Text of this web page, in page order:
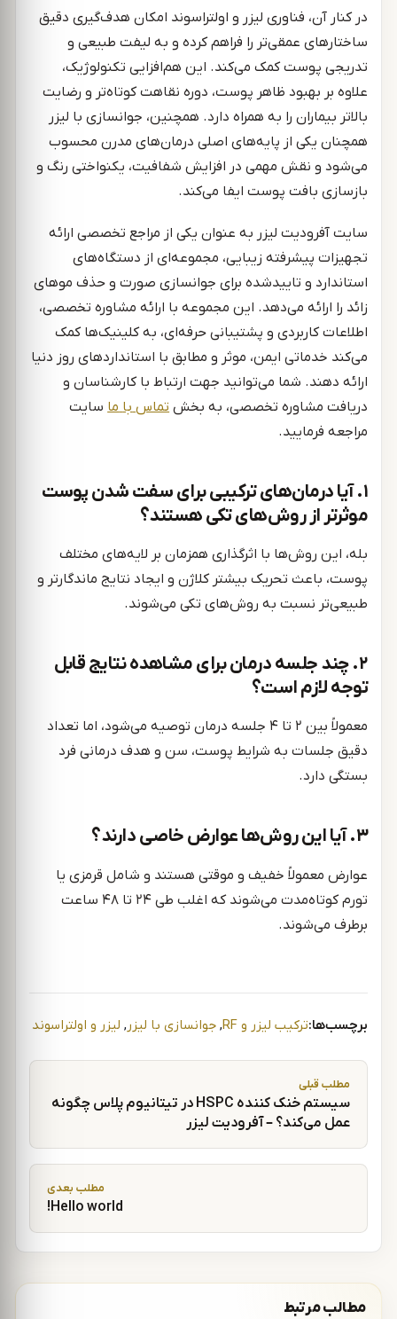
در کنار آن، فناوری لیزر و اولتراسوند امکان هدف‌گیری دقیق
ساختارهای عمقی‌تر را فراهم کرده و به لیفت طبیعی و
تدریجی پوست کمک می‌کند. این هم‌افزایی تکنولوژیک،
علاوه بر بهبود ظاهر پوست، دوره نقاهت کوتاه‌تر و رضایت
بالاتر بیماران را به همراه دارد. همچنین، جوانسازی با لیزر
همچنان یکی از پایه‌های اصلی درمان‌های مدرن محسوب
می‌شود و نقش مهمی در افزایش شفافیت، یکنواختی رنگ و
بازسازی بافت پوست ایفا می‌کند.
سایت آفرودیت لیزر به عنوان یکی از مراجع تخصصی ارائه
تجهیزات پیشرفته زیبایی، مجموعه‌ای از دستگاه‌های
استاندارد و تاییدشده برای جوانسازی صورت و حذف موهای
زائد را ارائه می‌دهد. این مجموعه با ارائه مشاوره تخصصی،
اطلاعات کاربردی و پشتیبانی حرفه‌ای، به کلینیک‌ها کمک
می‌کند خدماتی ایمن، موثر و مطابق با استانداردهای روز دنیا
ارائه دهند. شما می‌توانید جهت ارتباط با کارشناسان و
دریافت مشاوره تخصصی، به بخشتماس با ماسایت
مراجعه فرمایید.
۱. آیا درمان‌های ترکیبی برای سفت شدن پوست
موثرتر از روش‌های تکی هستند؟
بله، این روش‌ها با اثرگذاری همزمان بر لایه‌های مختلف
پوست، باعث تحریک بیشتر کلاژن و ایجاد نتایج ماندگارتر و
طبیعی‌تر نسبت به روش‌های تکی می‌شوند.
۲. چند جلسه درمان برای مشاهده نتایج قابل
توجه لازم است؟
معمولاً بین ۲ تا ۴ جلسه درمان توصیه می‌شود، اما تعداد
دقیق جلسات به شرایط پوست، سن و هدف درمانی فرد
بستگی دارد.
۳. آیا این روش‌ها عوارض خاصی دارند؟
عوارض معمولاً خفیف و موقتی هستند و شامل قرمزی یا
تورم کوتاه‌مدت می‌شوند که اغلب طی ۲۴ تا ۴۸ ساعت
برطرف می‌شوند.
برچسب‌ها:ترکیب لیزر و RF , جوانسازی با لیزر, لیزر و اولتراسوند
راهبری نوشته
مطلب قبلی
سیستم خنک کننده HSPC در تیتانیوم پلاس چگونه
عمل می‌کند؟ – آفرودیت لیزر
مطلب بعدی
Hello world!
مطالب مرتبط